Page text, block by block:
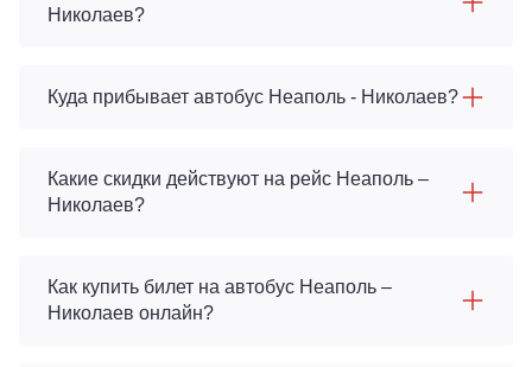
Николаев?
Куда прибывает автобус Неаполь - Николаев?
Какие скидки действуют на рейс Неаполь –
Николаев?
Как купить билет на автобус Неаполь –
Николаев онлайн?